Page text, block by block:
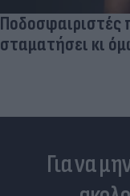
Νέο κύμα
Θερμοκρασίες -
Για να